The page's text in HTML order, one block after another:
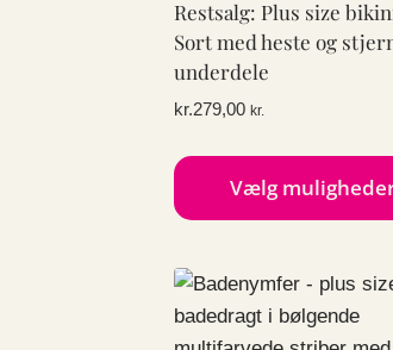
kan
vælges
på
Restsalg: Plus size
Sort med heste og
underdele
kr.279,00 kr.
Vælg
vare